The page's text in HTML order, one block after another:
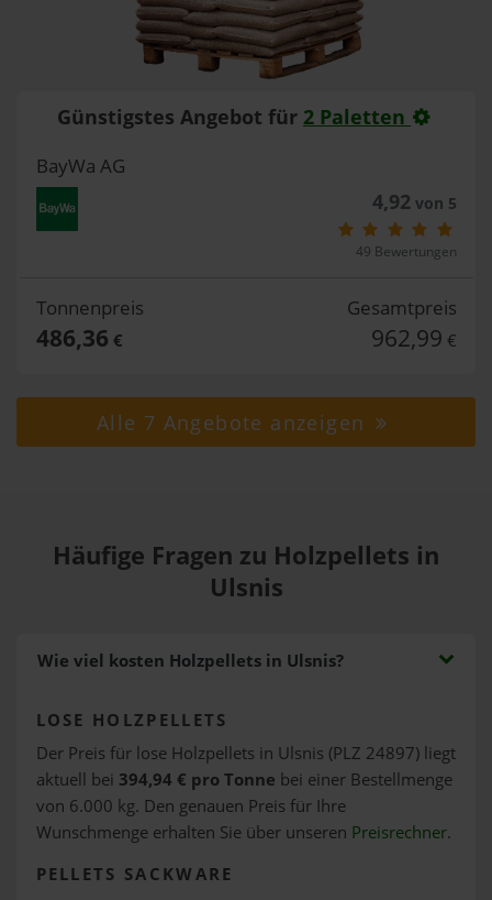
Günstigstes Angebot für 2 Paletten
BayWa AG
4,92von 5
49 Bewertungen
Tonnenpreis
486,36 €
Gesamtpreis
962,99 €
Alle 7 Angebote anzeigen
Häufige Fragen zu Holzpellets in
Ulsnis
Wie viel kosten Holzpellets in Ulsnis?
LOSE HOLZPELLETS
Der Preis für lose Holzpellets in Ulsnis (PLZ 24897) liegt
aktuell bei 394,94 € pro Tonne bei einer Bestellmenge
von 6.000 kg. Den genauen Preis für Ihre
Wunschmenge erhalten Sie über unseren Preisrechner.
PELLETS SACKWARE